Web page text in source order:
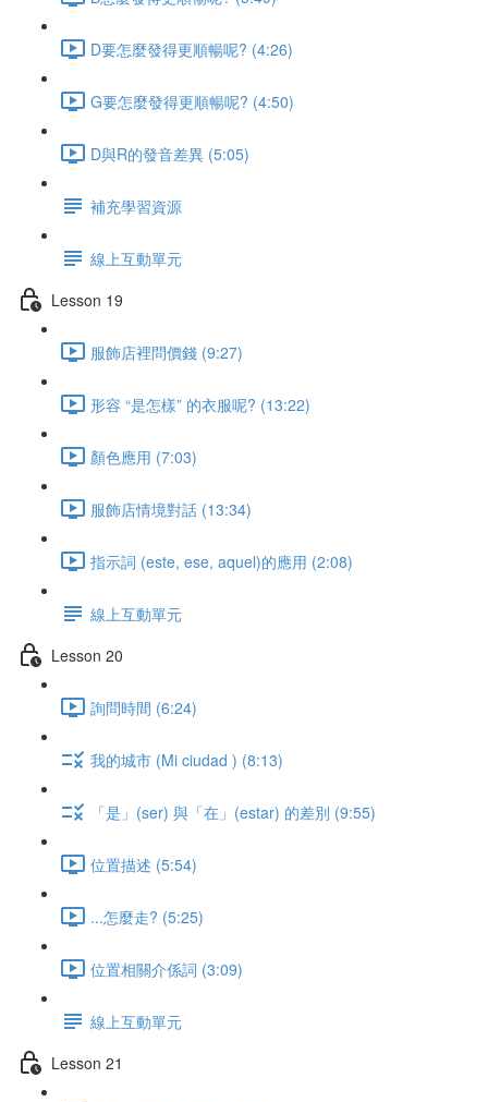
D要怎麼發得更順暢呢? (4:26)
G要怎麼發得更順暢呢? (4:50)
D與R的發音差異 (5:05)
補充學習資源
線上互動單元
Lesson 19
服飾店裡問價錢 (9:27)
形容 “是怎樣” 的衣服呢? (13:22)
顏色應用 (7:03)
服飾店情境對話 (13:34)
指示詞 (este, ese, aquel)的應用 (2:08)
線上互動單元
Lesson 20
詢問時間 (6:24)
我的城市 (Mi ciudad ) (8:13)
「是」(ser) 與「在」(estar) 的差別 (9:55)
位置描述 (5:54)
...怎麼走? (5:25)
位置相關介係詞 (3:09)
線上互動單元
Lesson 21